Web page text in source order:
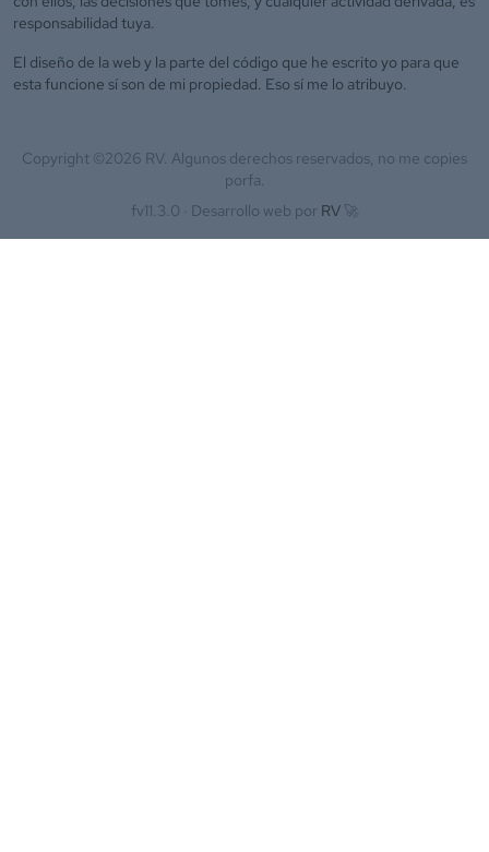
responsabilidad tuya.
El diseño de la web y la parte del código que he escrito yo para que
esta funcione sí son de mi propiedad. Eso sí me lo atribuyo.
Copyright ©2026 RV. Algunos derechos reservados, no me copies
porfa.
fv11.3.0 · Desarrollo web por RV 🚀